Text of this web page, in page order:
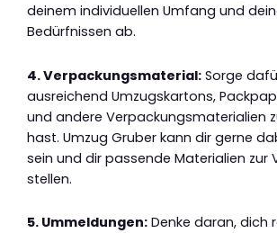
deinem individuellen Umfang und
Bedürfnissen ab.
4. Verpackungsmaterial: Sorge
ausreichend Umzugskartons,
und andere Verpackungsmaterialien
hast. Umzug Gruber kann dir gerne
sein und dir passende Materialien zur
stellen.
5. Ummeldungen: Denke daran, dich